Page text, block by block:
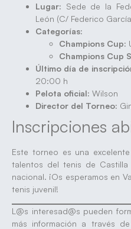
Lugar: Sede de la
León (C/ Federico
Categorías:
Champions Cup:
Champions Cup
Último día de
20:00 h
Pelota oficial: Wilson
Director del Torneo:
Inscripciones
Este torneo es una
talentos del tenis de
nacional. ¡Os esperamos en
tenis juvenil!
L@s interesad@s pueden
más información a través